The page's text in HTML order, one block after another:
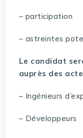
– participation
– astreintes
Le candidat
auprès des
– Ingénieurs
– Développeurs